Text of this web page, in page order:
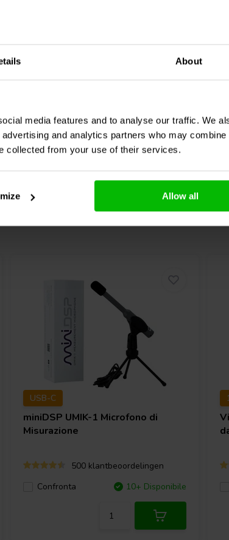
About
media features and to analyse our traffic. We
and analytics partners who may combine
collected from your use of their services.
Allow all
Confronta
5 Disponibile
USB-C
miniDSP UMIK-1 Microfono di
Misurazione
500 klantbeoordelingen
Confronta
10+ Disponibile